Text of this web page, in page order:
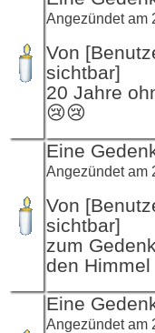
Angezündet am
Von
sichtbar]
20 Jahre
😢😢
Eine
Angezündet am
Von
sichtbar]
zum
den Himmel
Eine
Angezündet am